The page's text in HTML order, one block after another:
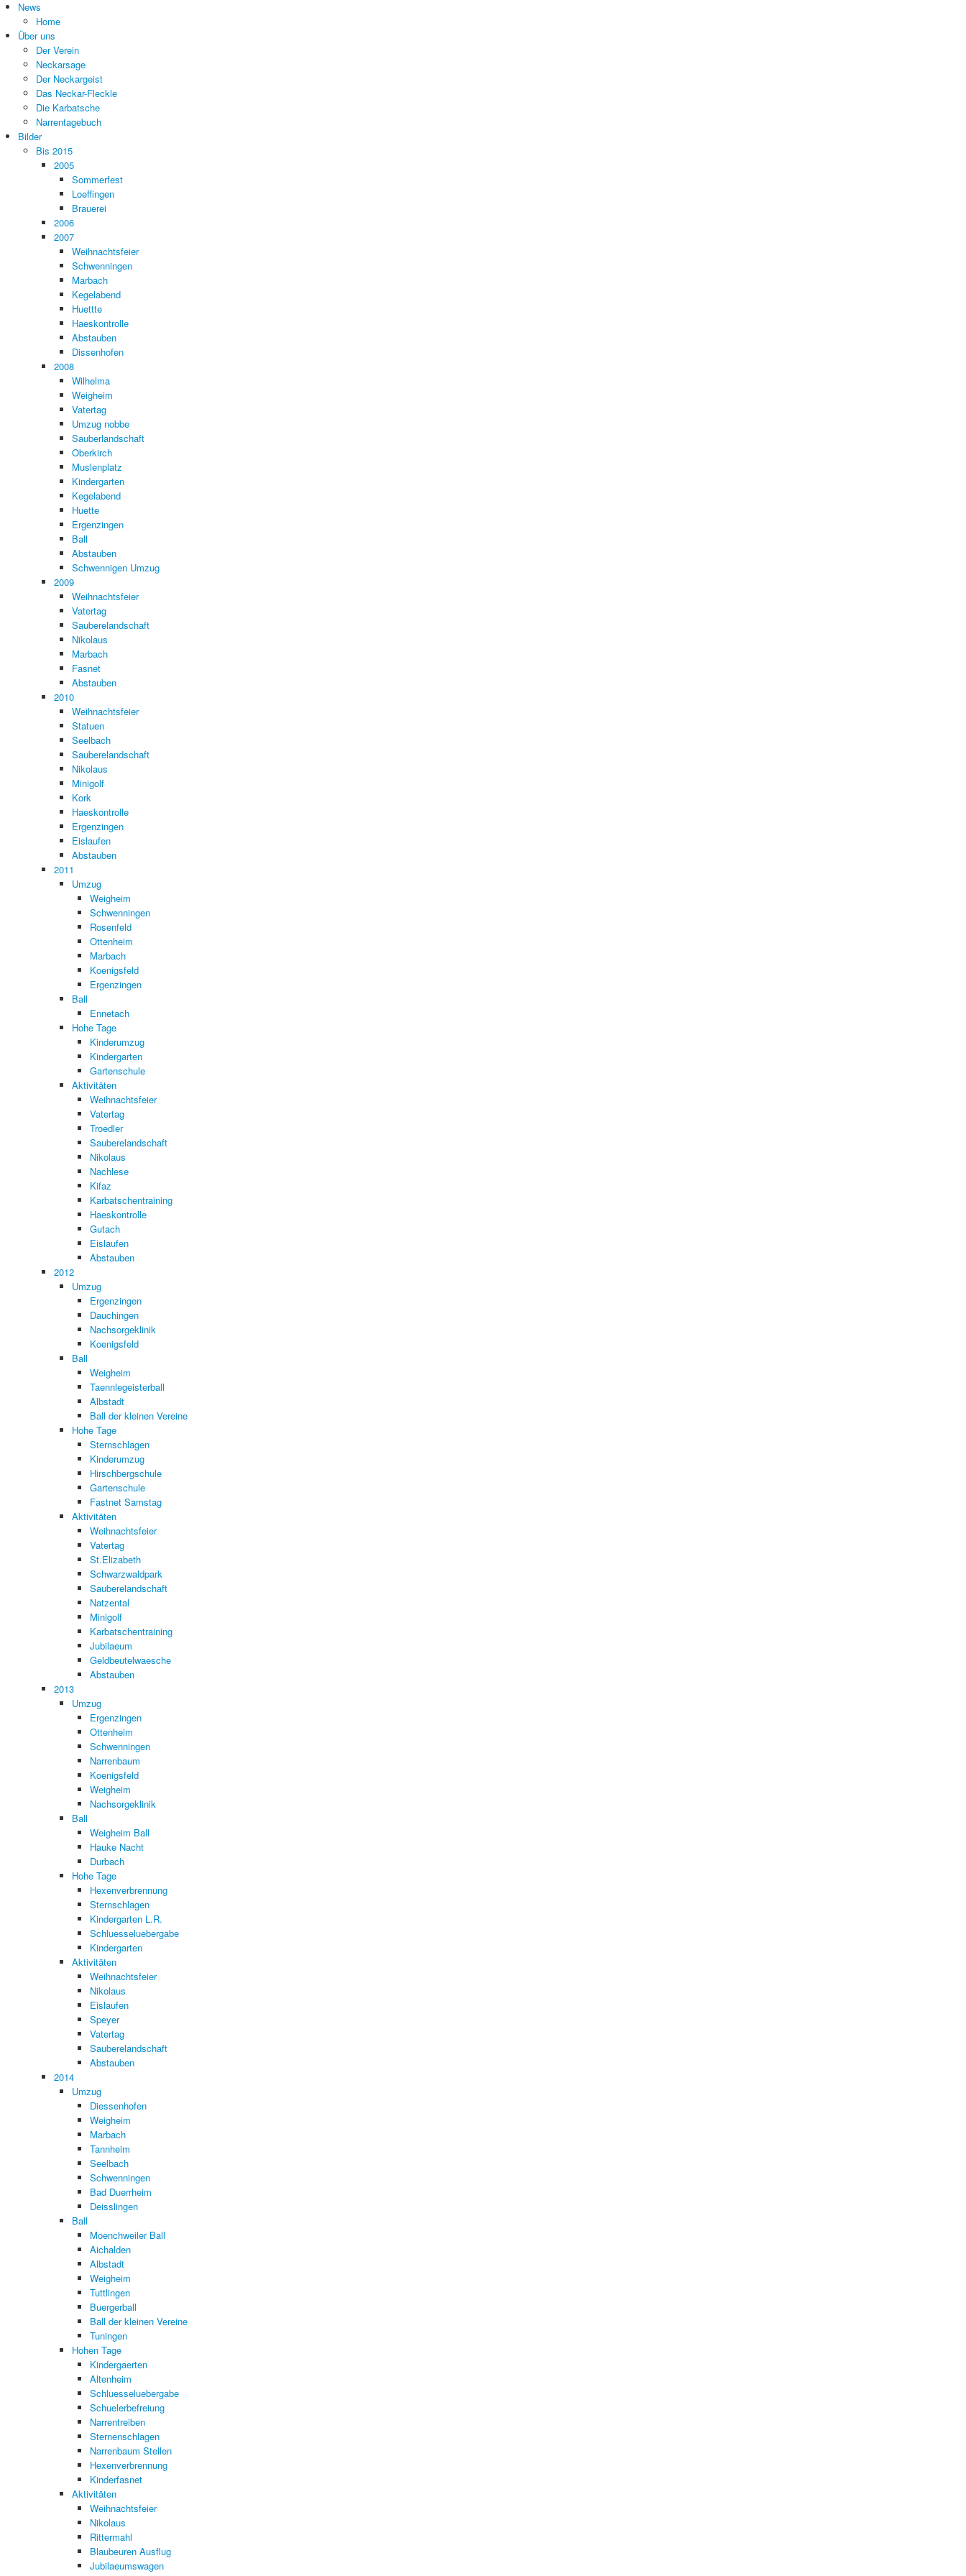
News
Home
Über uns
Der Verein
Neckarsage
Der Neckargeist
Das Neckar-Fleckle
Die Karbatsche
Narrentagebuch
Bilder
Bis 2015
2005
Sommerfest
Loeffingen
Brauerei
2006
2007
Weihnachtsfeier
Schwenningen
Marbach
Kegelabend
Huettte
Haeskontrolle
Abstauben
Dissenhofen
2008
Wilhelma
Weigheim
Vatertag
Umzug nobbe
Sauberlandschaft
Oberkirch
Muslenplatz
Kindergarten
Kegelabend
Huette
Ergenzingen
Ball
Abstauben
Schwennigen Umzug
2009
Weihnachtsfeier
Vatertag
Sauberelandschaft
Nikolaus
Marbach
Fasnet
Abstauben
2010
Weihnachtsfeier
Statuen
Seelbach
Sauberelandschaft
Nikolaus
Minigolf
Kork
Haeskontrolle
Ergenzingen
Eislaufen
Abstauben
2011
Umzug
Weigheim
Schwenningen
Rosenfeld
Ottenheim
Marbach
Koenigsfeld
Ergenzingen
Ball
Ennetach
Hohe Tage
Kinderumzug
Kindergarten
Gartenschule
Aktivitäten
Weihnachtsfeier
Vatertag
Troedler
Sauberelandschaft
Nikolaus
Nachlese
Kifaz
Karbatschentraining
Haeskontrolle
Gutach
Eislaufen
Abstauben
2012
Umzug
Ergenzingen
Dauchingen
Nachsorgeklinik
Koenigsfeld
Ball
Weigheim
Taennlegeisterball
Albstadt
Ball der kleinen Vereine
Hohe Tage
Sternschlagen
Kinderumzug
Hirschbergschule
Gartenschule
Fastnet Samstag
Aktivitäten
Weihnachtsfeier
Vatertag
St.Elizabeth
Schwarzwaldpark
Sauberelandschaft
Natzental
Minigolf
Karbatschentraining
Jubilaeum
Geldbeutelwaesche
Abstauben
2013
Umzug
Ergenzingen
Ottenheim
Schwenningen
Narrenbaum
Koenigsfeld
Weigheim
Nachsorgeklinik
Ball
Weigheim Ball
Hauke Nacht
Durbach
Hohe Tage
Hexenverbrennung
Sternschlagen
Kindergarten L.R.
Schluesseluebergabe
Kindergarten
Aktivitäten
Weihnachtsfeier
Nikolaus
Eislaufen
Speyer
Vatertag
Sauberelandschaft
Abstauben
2014
Umzug
Diessenhofen
Weigheim
Marbach
Tannheim
Seelbach
Schwenningen
Bad Duerrheim
Deisslingen
Ball
Moenchweiler Ball
Aichalden
Albstadt
Weigheim
Tuttlingen
Buergerball
Ball der kleinen Vereine
Tuningen
Hohen Tage
Kindergaerten
Altenheim
Schluesseluebergabe
Schuelerbefreiung
Narrentreiben
Sternenschlagen
Narrenbaum Stellen
Hexenverbrennung
Kinderfasnet
Aktivitäten
Weihnachtsfeier
Nikolaus
Rittermahl
Blaubeuren Ausflug
Jubilaeumswagen